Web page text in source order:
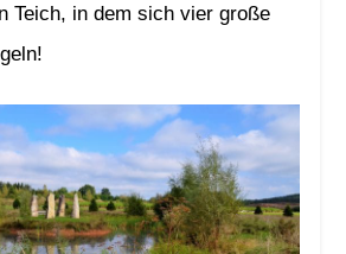
Teich, in dem sich vier große